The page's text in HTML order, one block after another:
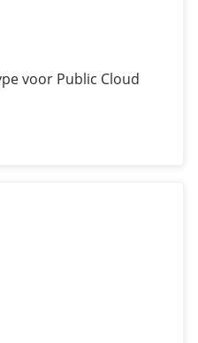
voor Public Cloud